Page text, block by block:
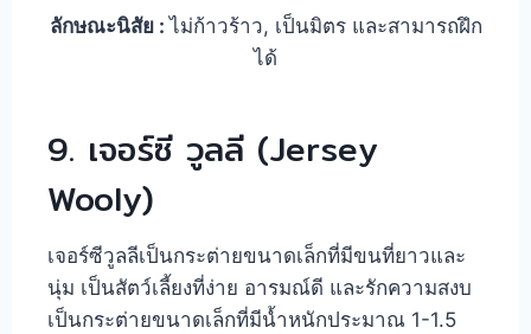
ลักษณะนิสัย :ไม่ก้าวร้าว, เป็นมิตร และสามารถฝึก
ได้
9. เจอร์ซี วูลลี (Jersey
Wooly)
เจอร์ซีวูลลีเป็นกระต่ายขนาดเล็กที่มีขนที่ยาวและ
นุ่ม เป็นสัตว์เลี้ยงที่ง่าย อารมณ์ดี และรักความสงบ
เป็นกระต่ายขนาดเล็กที่มีน้ำหนักประมาณ 1-1.5